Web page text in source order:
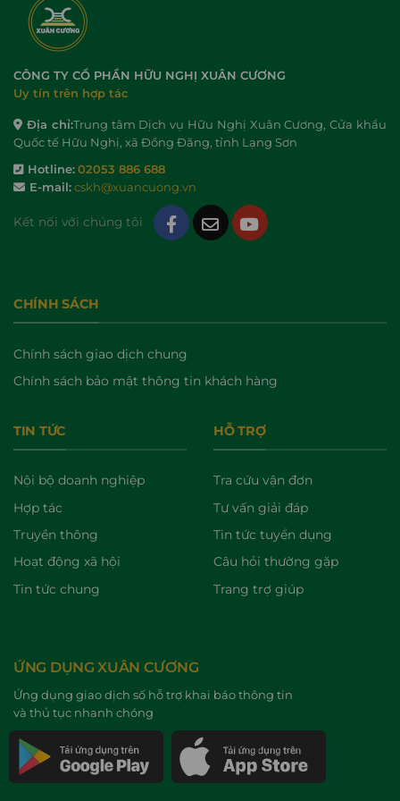
CÔNG TY CỔ PHẦN HỮU NGHỊ XUÂN CƯƠNG
Uy tín trên hợp tác
Địa chỉ:Trung tâm Dịch vụ Hữu Nghị Xuân Cương, Cửa khẩu
Quốc tế Hữu Nghị, xã Đồng Đăng, tỉnh Lạng Sơn
Hotline:02053 886 688
E-mail:cskh@xuancuong.vn
Kết nối với chúng tôi
CHÍNH SÁCH
Chính sách giao dịch chung
Chính sách bảo mật thông tin khách hàng
TIN TỨC
Nội bộ doanh nghiệp
Hợp tác
Truyền thông
Hoạt động xã hội
Tin tức chung
HỖ TRỢ
Tra cứu vận đơn
Tư vấn giải đáp
Tin tức tuyển dụng
Câu hỏi thường gặp
Trang trợ giúp
ỨNG DỤNG XUÂN CƯƠNG
Ứng dụng giao dịch số hỗ trợ khai báo thông tin
và thủ tục nhanh chóng